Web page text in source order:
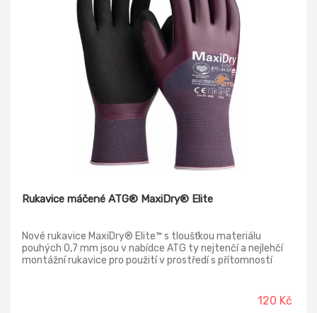
Rukavice máčené ATG® MaxiDry® Elite
Nové rukavice MaxiDry® Elite™ s tloušťkou materiálu
pouhých 0,7 mm jsou v nabídce ATG ty nejtenčí a nejlehčí
montážní rukavice pro použití v prostředí s přítomností
120 Kč